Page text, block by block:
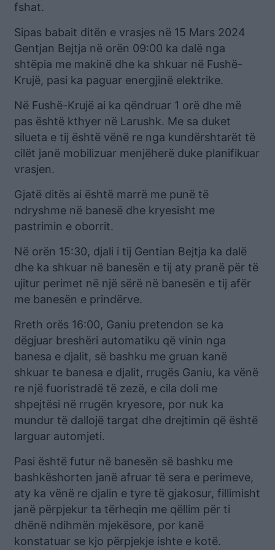
fshat.
Sipas babait ditën e vrasjes në 15 Mars 2024
Gentjan Bejtja në orën 09:00 ka dalë nga
shtëpia me makinë dhe ka shkuar në Fushë-
Krujë, pasi ka paguar energjinë elektrike.
Në Fushë-Krujë ai ka qëndruar 1 orë dhe më
pas është kthyer në Larushk. Me sa duket
silueta e tij është vënë re nga kundërshtarët të
cilët janë mobilizuar menjëherë duke planifikuar
vrasjen.
Gjatë ditës ai është marrë me punë të
ndryshme në banesë dhe kryesisht me
pastrimin e oborrit.
Në orën 15:30, djali i tij Gentian Bejtja ka dalë
dhe ka shkuar në banesën e tij aty pranë për të
ujitur perimet në një sërë në banesën e tij afër
me banesën e prindërve.
Rreth orës 16:00, Ganiu pretendon se ka
dëgjuar breshëri automatiku që vinin nga
banesa e djalit, së bashku me gruan kanë
shkuar te banesa e djalit, rrugës Ganiu, ka vënë
re një fuoristradë të zezë, e cila doli me
shpejtësi në rrugën kryesore, por nuk ka
mundur të dallojë targat dhe drejtimin që është
larguar automjeti.
Pasi është futur në banesën së bashku me
bashkëshorten janë afruar të sera e perimeve,
aty ka vënë re djalin e tyre të gjakosur, fillimisht
janë përpjekur ta tërheqin me qëllim për ti
dhënë ndihmën mjekësore, por kanë
konstatuar se kjo përpjekje ishte e kotë.